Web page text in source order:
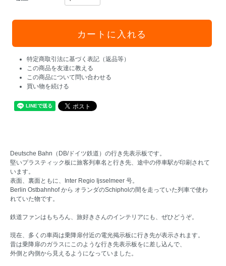
特定商取引法に基づく表記（返品等）
この商品を友達に教える
この商品について問い合わせる
買い物を続ける
Deutsche Bahn（DB/ドイツ鉄道）の行き先表示板です。
堅いプラスティック板に旅客列車名と行き先、途中の停車駅が印刷されて
います。
表面、裏面ともに、Inter Regio Ijsselmeer 号。
Berlin Ostbahnhof から オランダのSchipholの間を走っていた列車で使わ
れていた物です。
鉄道ファンはもちろん、旅好きさんのインテリアにも、ぜひどうぞ。
現在、多くの車両は乗降扉付近の電光掲示板に行き先が表示されます。
昔は乗降扉のガラスにこのような行き先表示板をに差し込んで、
外側と内側から見えるようになっていました。